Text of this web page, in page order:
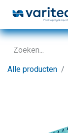
Alle producten